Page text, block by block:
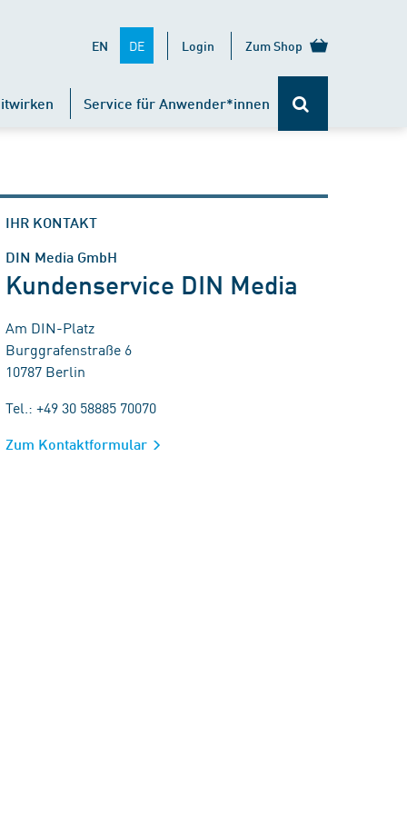
EN DE Login Zum Shop
Service für Anwender*innen
IHR KONTAKT
DIN Media GmbH
Kundenservice DIN Media
Am DIN-Platz
Burggrafenstraße 6
10787 Berlin
Tel.: +49 30 58885 70070
Zum Kontaktformular